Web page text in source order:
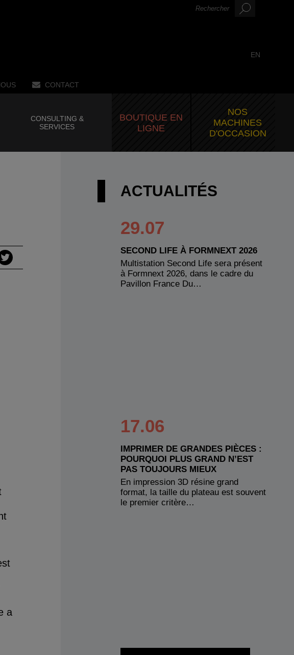
CONTACT
EN
CONSULTING &
SERVICES
BOUTIQUE EN
LIGNE
NOS
MACHINES
D'OCCASION
a
ACTUALITÉS
29.07
SECOND LIFE À FORMNEXT 2026
Multistation Second Life sera présent
à Formnext 2026, dans le cadre du
Pavillon France Du…
17.06
IMPRIMER DE GRANDES PIÈCES :
POURQUOI PLUS GRAND N’EST
PAS TOUJOURS MIEUX
En impression 3D résine grand
format, la taille du plateau est souvent
le premier critère…